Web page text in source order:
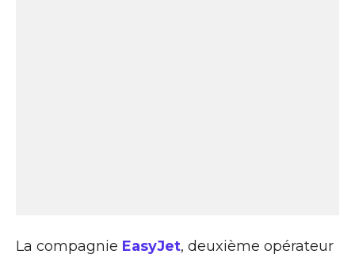
La compagnie EasyJet, deuxième opérateur